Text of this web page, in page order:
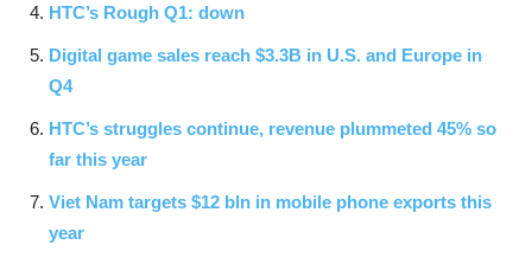
HTC’s Rough Q1: down
Digital game sales reach $3.3B in U.S. and Europe in
Q4
HTC’s struggles continue, revenue plummeted 45% so
far this year
Viet Nam targets $12 bln in mobile phone exports this
year